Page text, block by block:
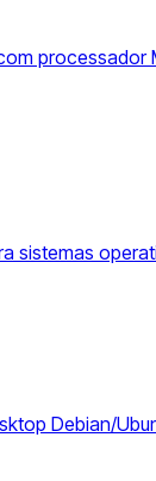
processador
sistemas
Debian/